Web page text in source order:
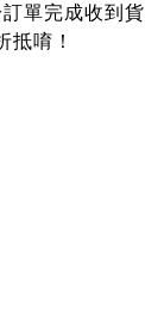
單完成收到貨
抵唷！